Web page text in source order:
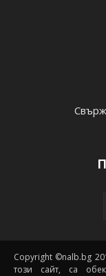
Copyright ©nalb.bg
този сайт, са